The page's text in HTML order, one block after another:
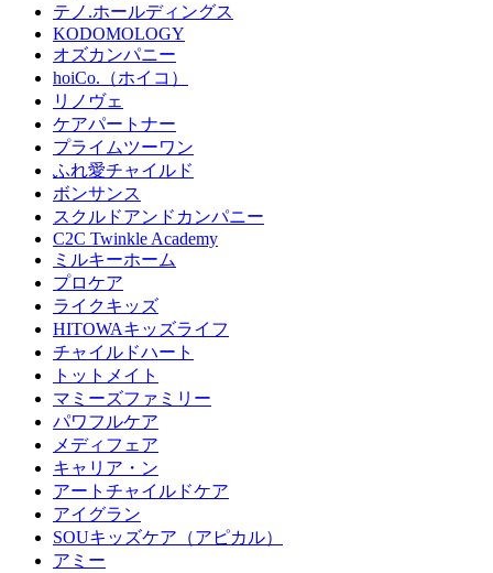
テノ.ホールディングス
KODOMOLOGY
オズカンパニー
hoiCo.（ホイコ）
リノヴェ
ケアパートナー
プライムツーワン
ふれ愛チャイルド
ボンサンス
スクルドアンドカンパニー
C2C Twinkle Academy
ミルキーホーム
プロケア
ライクキッズ
HITOWAキッズライフ
チャイルドハート
トットメイト
マミーズファミリー
パワフルケア
メディフェア
キャリア・ン
アートチャイルドケア
アイグラン
SOUキッズケア（アピカル）
アミー